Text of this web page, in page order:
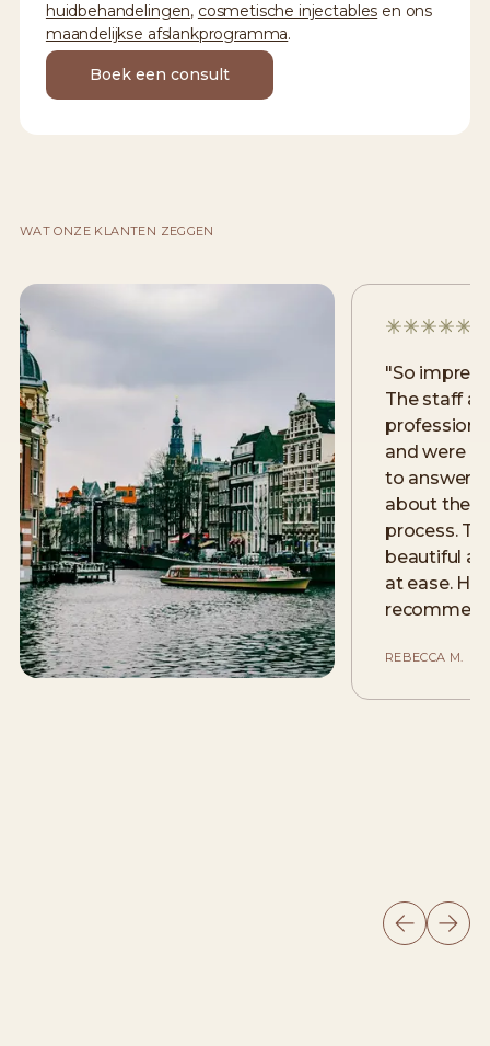
huidbehandelingen, cosmetische injectables en ons
maandelijkse afslankprogramma.
Boek een consult
WAT ONZE KLANTEN ZEGGEN
"So
The staff
and were
to answer
about the
process.
beautiful
at ease.
REBECCA M.